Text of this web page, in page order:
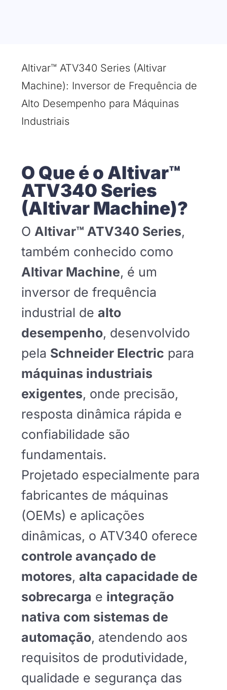
Altivar™ ATV340 Series (Altivar
Machine): Inversor de Frequência de
Alto Desempenho para Máquinas
Industriais
O Que é o Altivar™
ATV340 Series
(Altivar Machine)?
OAltivar™ ATV340 Series,
também conhecido como
Altivar Machine, é um
inversor de frequência
industrial dealto
desempenho, desenvolvido
pela Schneider Electric para
máquinas industriais
exigentes, onde precisão,
resposta dinâmica rápida e
confiabilidade são
fundamentais.
Projetado especialmente para
fabricantes de máquinas
(OEMs) e aplicações
dinâmicas, o ATV340 oferece
controle avançado de
motores,alta capacidade de
sobrecarga e integração
nativa com sistemas de
automação, atendendo aos
requisitos de produtividade,
qualidade e segurança das